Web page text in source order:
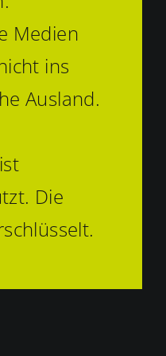
Medien
ins
Ausland.
Die